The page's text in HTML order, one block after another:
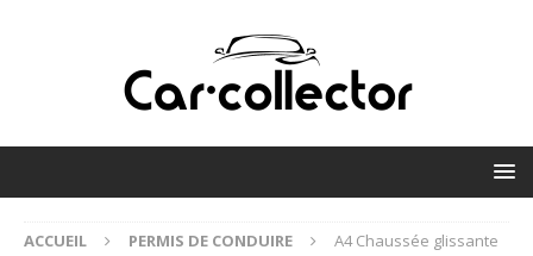
ACCUEIL PERMIS DE CONDUIRE A4 Chaussée glissante